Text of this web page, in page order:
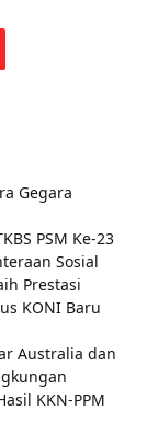
Gegara
PSM Ke-23
Sosial
Prestasi
KONI Baru
Australia dan
KKN-PPM